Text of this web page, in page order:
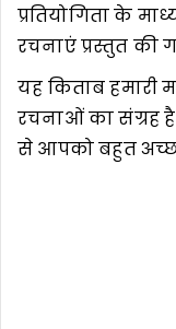
प्रतियोगिता के
रचनाएं प्रस्तुत की
यह किताब हमारी
रचनाओं का संग्रह
से आपको बहुत